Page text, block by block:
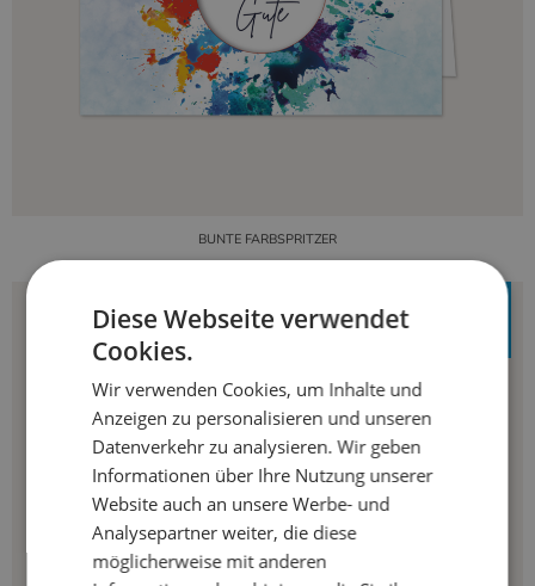
BUNTE FARBSPRITZER
Diese Webseite verwendet
Cookies.
Wir verwenden Cookies, um Inhalte und
Anzeigen zu personalisieren und unseren
Datenverkehr zu analysieren. Wir geben
Informationen über Ihre Nutzung unserer
Website auch an unsere Werbe- und
Analysepartner weiter, die diese
möglicherweise mit anderen